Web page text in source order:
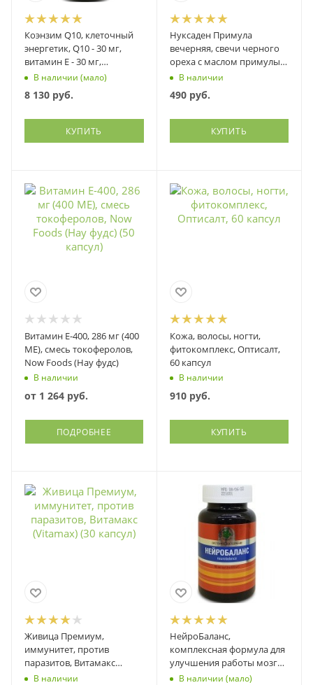
Коэнзим Q10, клеточный
энергетик, Q10 - 30 мг,
витамин Е - 30 мг,
Витамакс (Vitamax), 60
В наличии (мало)
8 130 руб.
КУПИТЬ
Нуксаден Примула
вечерняя, свечи черного
ореха с маслом примулы
вечерней, арганы и
др.,Фитэко, 10 шт
В наличии
490руб.
КУПИТЬ
Витамин Е-400, 286 мг (400
МЕ), смесь токоферолов,
Now Foods (Нау фудс)
В наличии
от 1 264 руб.
ПОДРОБНЕЕ
Кожа, волосы, ногти,
фитокомплекс, Оптисалт,
60 капсул
В наличии
910руб.
КУПИТЬ
Живица Премиум,
иммунитет, против
паразитов, Витамакс
(Vitamax)
В наличии
НейроБаланс,
комплексная формула для
улучшения работы мозга,
Витамакс (Vitamax), 60
В наличии (мало)